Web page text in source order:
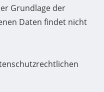
Grundlage der
Daten findet nicht